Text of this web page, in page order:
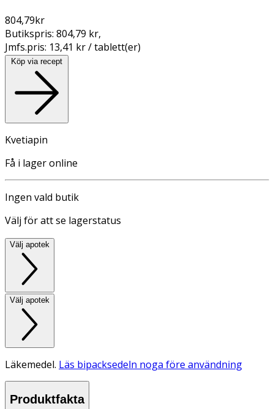
804,79kr
Butikspris: 804,79 kr,
Jmfs.pris: 13,41 kr / tablett(er)
Köp via recept
Kvetiapin
Få i lager online
Ingen vald butik
Välj för att se lagerstatus
Välj apotek
Välj apotek
Läkemedel. Läs bipacksedeln noga före användning
Produktfakta